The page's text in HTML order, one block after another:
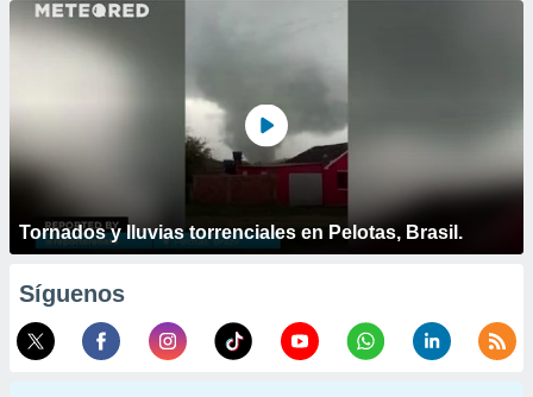
Tornados y lluvias torrenciales en Pelotas, Brasil.
Síguenos